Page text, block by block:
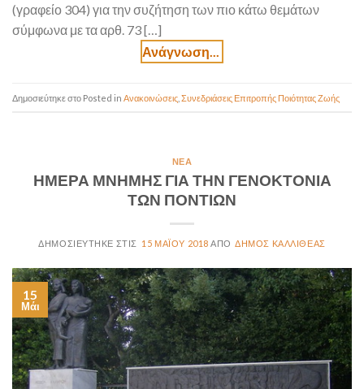
(γραφείο 304) για την συζήτηση των πιο κάτω θεμάτων
σύμφωνα με τα αρθ. 73 […]
Posted in Ανακοινώσεις Συνεδριάσεις Επιτροπής Ποιότητας Ζωής
ΝΈΑ
ΗΜΕΡΑ ΜΝΗΜΗΣ ΓΙΑ ΤΗΝ ΓΕΝΟΚΤΟΝΙΑ
ΤΩΝ ΠΟΝΤΙΩΝ
15 ΜΑΪ́ΟΥ 2018 ΔΉΜΟΣ ΚΑΛΛΙΘΈΑΣ
15
Μάι